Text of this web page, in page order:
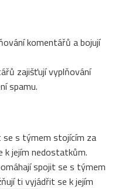
komentářů a bojují
zajišťují vyplňování
spamu.
se s týmem stojícím za
k jejím nedostatkům.
spojit se s týmem
ti vyjádřit se k jejím